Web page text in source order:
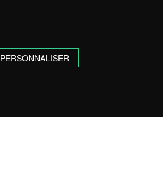
PERSONNALISER